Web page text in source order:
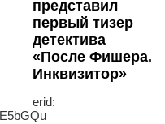
представил
первый тизер
детектива
«После Фишера.
Инквизитор»
erid: